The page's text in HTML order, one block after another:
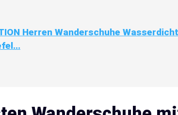
Herren Wanderschuhe